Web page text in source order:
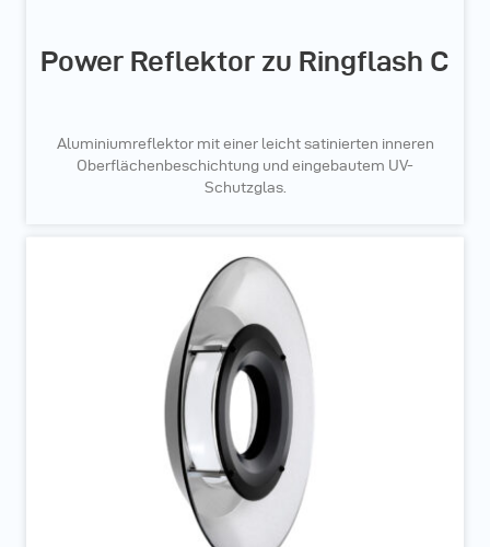
Power Reflektor zu Ringflash C
Aluminiumreflektor mit einer leicht satinierten inneren
Oberflächenbeschichtung und eingebautem UV-
Schutzglas.